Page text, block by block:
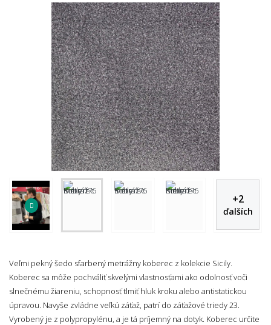
+2
ďalších
Veľmi pekný šedo sfarbený metrážny koberec z kolekcie Sicily.
Koberec sa môže pochváliť skvelými vlastnosťami ako odolnosť voči
slnečnému žiareniu, schopnosť tlmiť hluk kroku alebo antistatickou
úpravou. Navyše zvládne veľkú záťaž, patrí do záťažové triedy 23.
Vyrobený je z polypropylénu, a je tá príjemný na dotyk. Koberec určite